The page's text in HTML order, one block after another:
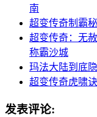
南
超变传奇制霸
超变传奇：无
称霸沙城
玛法大陆到底
超变传奇虎啸
发表评论: